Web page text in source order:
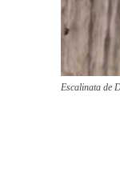
Escalinata de